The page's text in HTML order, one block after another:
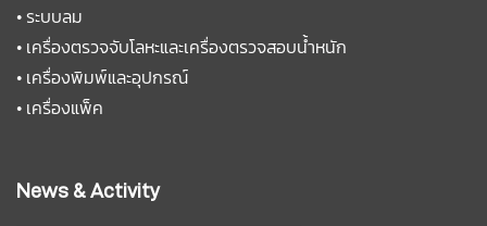
•ระบบลม
• เครื่องตรวจจับโลหะและเครื่องตรวจสอบน้ำหนัก
• เครื่องพิมพ์และอุปกรณ์
• เครื่องแพ็ค
News & Activity